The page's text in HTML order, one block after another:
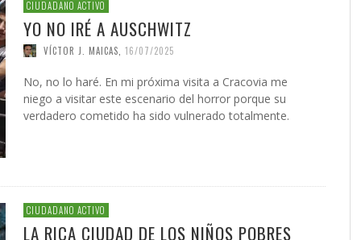
CIUDADANO ACTIVO
YO NO IRÉ A AUSCHWITZ
VÍCTOR J. MAICAS 16/07/2025
No, no lo haré. En mi próxima visita a Cracovia me
niego a visitar este escenario del horror porque su
verdadero cometido ha sido vulnerado totalmente.
CIUDADANO ACTIVO
LA RICA CIUDAD DE LOS NIÑOS POBRES